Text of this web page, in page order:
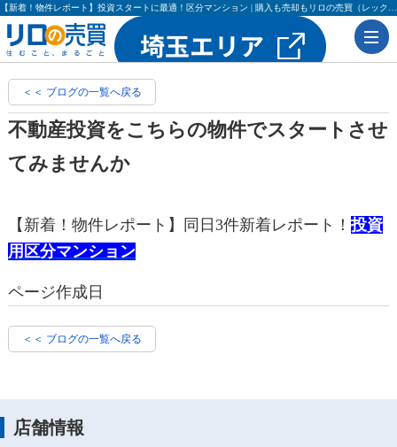
＜＜ ブログの一覧へ戻る
不動産投資をこちらの物件でスタートさせ
てみませんか
【新着！物件レポート】同日3件新着レポート！ 投資
用区分マンション
ページ作成日
＜＜ ブログの一覧へ戻る
店舗情報